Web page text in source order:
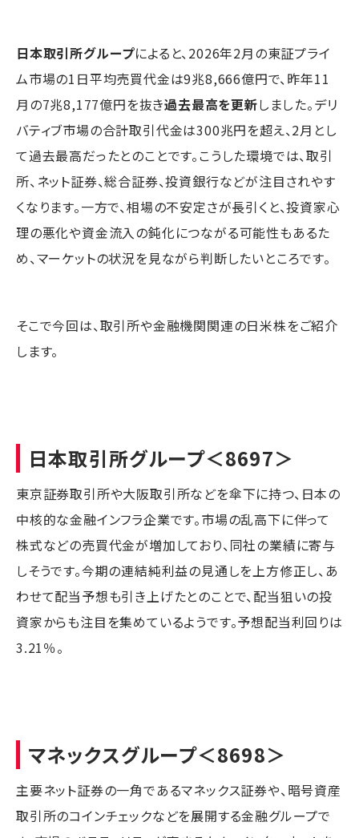
日本取引所グループによると、2026年2月の東証プライ
ム市場の1日平均売買代金は9兆8,666億円で、昨年11
月の7兆8,177億円を抜き過去最高を更新しました。デリ
バティブ市場の合計取引代金は300兆円を超え、2月とし
て過去最高だったとのことです。こうした環境では、取引
所、ネット証券、総合証券、投資銀行などが注目されやす
くなります。一方で、相場の不安定さが長引くと、投資家心
理の悪化や資金流入の鈍化につながる可能性もあるた
め、マーケットの状況を見ながら判断したいところです。
そこで今回は、取引所や金融機関関連の日米株をご紹介
します。
日本取引所グループ＜8697＞
東京証券取引所や大阪取引所などを傘下に持つ、日本の
中核的な金融インフラ企業です。市場の乱高下に伴って
株式などの売買代金が増加しており、同社の業績に寄与
しそうです。今期の連結純利益の見通しを上方修正し、あ
わせて配当予想も引き上げたとのことで、配当狙いの投
資家からも注目を集めているようです。予想配当利回りは
3.21％。
マネックスグループ＜8698＞
主要ネット証券の一角であるマネックス証券や、暗号資産
取引所のコインチェックなどを展開する金融グループで